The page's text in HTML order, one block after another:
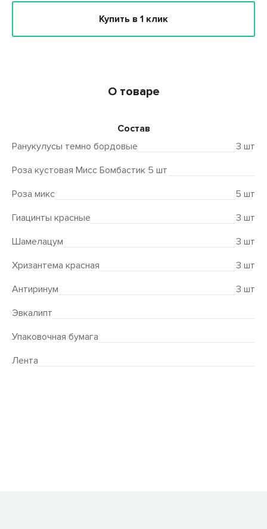
Купить в 1 клик
О товаре
Состав
Ранукулусы темно бордовые
3 шт
Роза кустовая Мисс Бомбастик 5 шт
Роза микс
5 шт
Гиацинты красные
3 шт
Шамелацум
3 шт
Хризантема красная
3 шт
Антиринум
3 шт
Эвкалипт
Упаковочная бумага
Лента